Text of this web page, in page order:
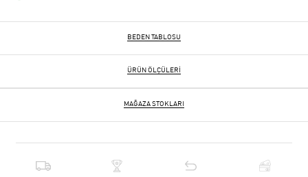
BEDEN TABLOSU
ÜRÜN ÖLÇÜLERI
MAĞAZA STOKLARI